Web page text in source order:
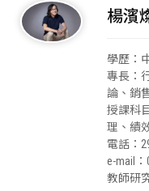
楊濱
學歷：
專長：
論、銷
授課科
理、績
電話：
e-mail：
教師研